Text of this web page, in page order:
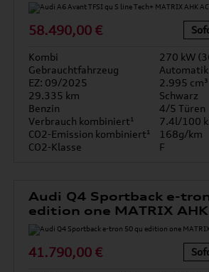
58.490,00 €
Kombi
270 kW
Gebrauchtfahrzeug
Automatik
EZ: 09/2025
2.995 cm³
29.335 km
Schwarz
Benzin
4/5 Türen
Verbrauch kombiniert¹
7.4l/100
CO2-Emission kombiniert¹
168g/km
CO2-Klasse
F
Audi Q4 Sportback e-
edition one MATRIX AHK
41.790,00 €